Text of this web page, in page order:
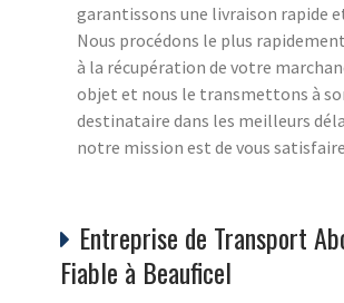
garantissons une livraison rapide
Nous procédons le plus
à la récupération de votre
objet et nous le transmettons à
destinataire dans les meilleurs
notre mission est de vous
Entreprise de Transport
Fiable à Beauficel